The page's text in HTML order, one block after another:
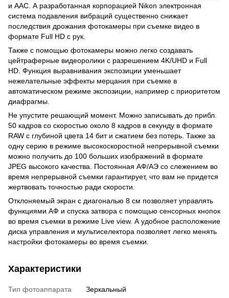
и AAC. А разработанная корпорацией Nikon электронная
система подавления вибраций существенно снижает
последствия дрожания фотокамеры при съемке видео в
формате Full HD с рук.
Также с помощью фотокамеры можно легко создавать
цейтраферные видеоролики с разрешением 4K/UHD и Full
HD. Функция выравнивания экспозиции уменьшает
нежелательные эффекты мерцания при съемке в
автоматическом режиме экспозиции, например с приоритетом
диафрагмы.
Не упустите решающий момент. Можно записывать до прибл.
50 кадров со скоростью около 8 кадров в секунду в формате
RAW с глубиной цвета 14 бит и сжатием без потерь. Также за
одну серию в режиме высокоскоростной непрерывной съемки
можно получить до 100 больших изображений в формате
JPEG высокого качества. Постоянная АФ/АЭ со слежением во
время непрерывной съемки гарантирует, что вам не придется
жертвовать точностью ради скорости.
Отклоняемый экран с диагональю 8 см позволяет управлять
функциями АФ и спуска затвора с помощью сенсорных кнопок
во время съемки в режиме Live view. А удобное расположение
диска управления и мультиселектора позволяет легко менять
настройки фотокамеры во время съемки.
Характеристики
Тип фотоаппарата
Зеркальный